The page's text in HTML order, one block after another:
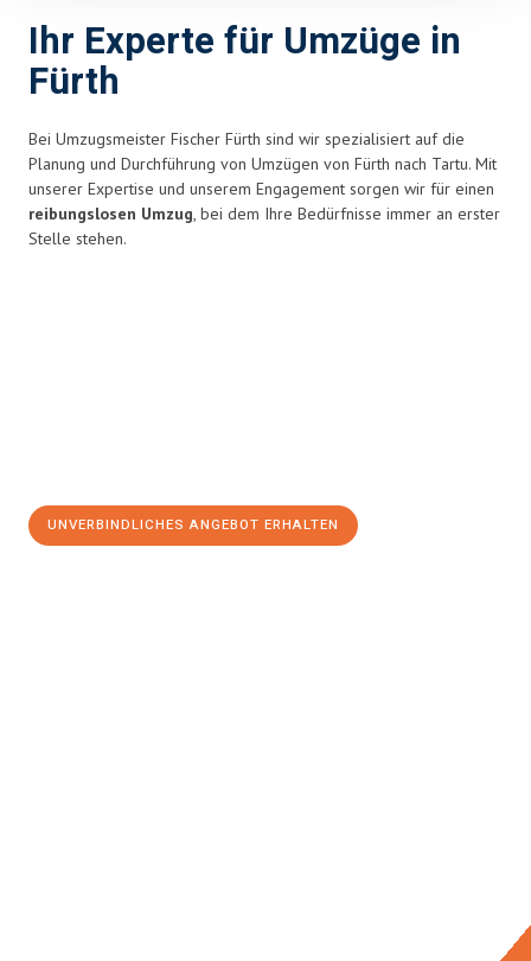
Ihr Experte für Umzüge in
Fürth
Bei Umzugsmeister Fischer Fürth sind wir spezialisiert auf die
Planung und Durchführung von Umzügen von Fürth nach Tartu. Mit
unserer Expertise und unserem Engagement sorgen wir für einen
reibungslosen Umzug, bei dem Ihre Bedürfnisse immer an erster
Stelle stehen.
UNVERBINDLICHES ANGEBOT ERHALTEN